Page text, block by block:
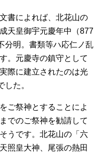
書によれば、北花山の
天皇御宇元慶年中（877
分明。書類等ハ応仁ノ乱
。元慶寺の鎮守として
際に建立されたのは光
た。
ご祭神とすることによ
でのご祭神を勧請して
うです。北花山の「六
照皇大神、尾張の熱田